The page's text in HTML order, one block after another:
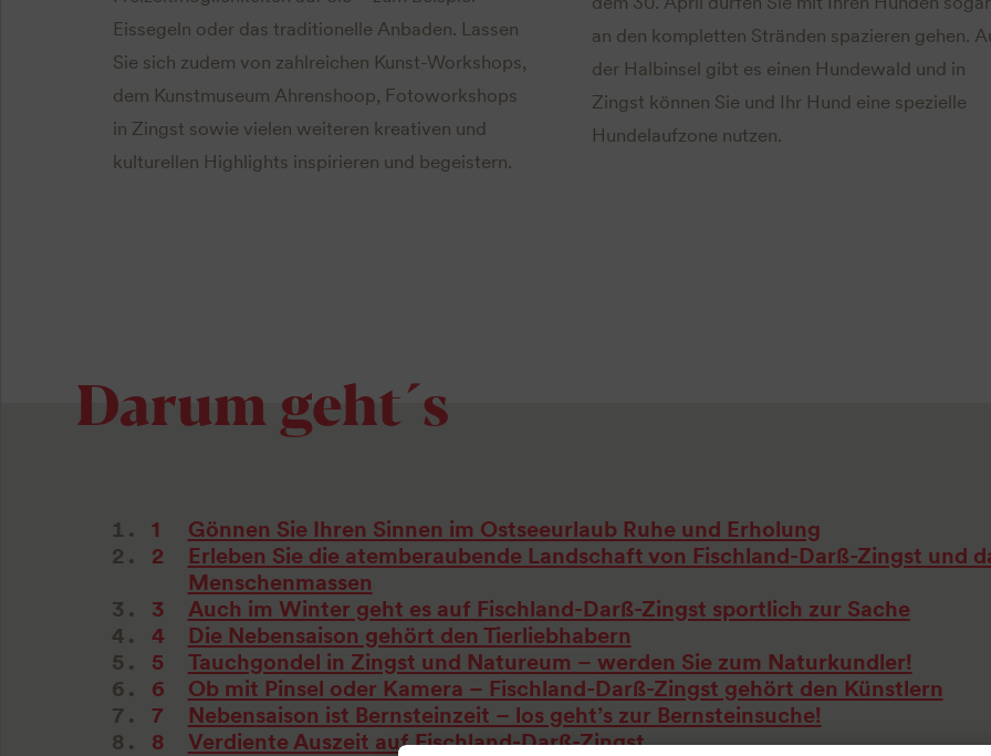
Eissegeln oder das traditionelle Anbaden. Lassen
Sie sich zudem von zahlreichen Kunst-Workshops,
dem Kunstmuseum Ahrenshoop, Fotoworkshops
in Zingst sowie vielen weiteren kreativen und
kulturellen Highlights inspirieren und begeistern.
an den kompletten Stränden spazieren gehen.
der Halbinsel gibt es einen Hundewald und in
Zingst können Sie und Ihr Hund eine spezielle
Hundelaufzone nutzen.
Darum geht´s
Gönnen Sie Ihren Sinnen im Ostseeurlaub Ruhe und Erholung
Erleben Sie die atemberaubende Landschaft von Fischland-Darß-Zingst und
Menschenmassen
Auch im Winter geht es auf Fischland-Darß-Zingst sportlich zur Sache
Die Nebensaison gehört den Tierliebhabern
Tauchgondel in Zingst und Natureum – werden Sie zum Naturkundler!
Ob mit Pinsel oder Kamera – Fischland-Darß-Zingst gehört den Künstlern
Nebensaison ist Bernsteinzeit – los geht’s zur Bernsteinsuche!
Verdiente Auszeit auf Fischland-Darß-Zingst